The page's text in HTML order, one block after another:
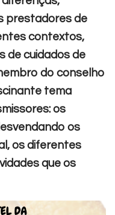
prestadores de
contextos,
de cuidados de
do conselho
tema
os
os
os diferentes
que os